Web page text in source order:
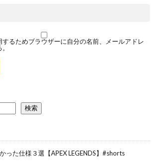
るためブラウザーに自分の名前、メールアドレ
検索
った仕様３選【APEX LEGENDS】#shorts